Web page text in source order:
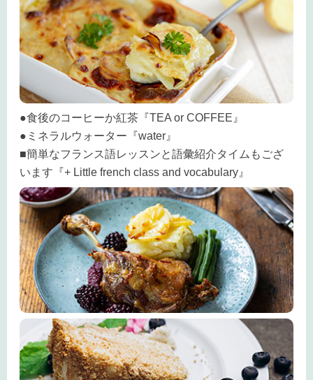
●食後のコーヒーか紅茶『TEA or COFFEE』
●ミネラルウォーター『water』
■簡単なフランス語レッスンと語彙紹介タイムもござ
います『+ Little french class and vocabulary』